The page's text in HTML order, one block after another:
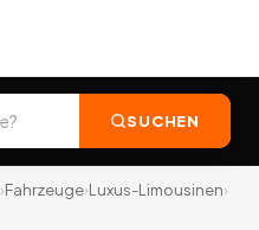
SUCHEN
›Fahrzeuge›Luxus-Limousinen›